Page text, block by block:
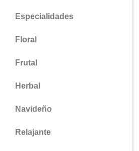
Especialidades
Floral
Frutal
Herbal
Navideño
Relajante